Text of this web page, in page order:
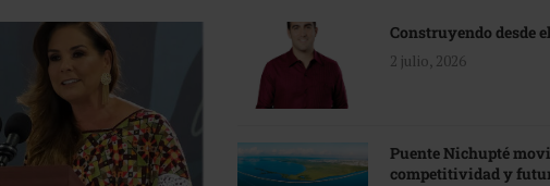
Construyendo desde
2 julio, 2026
Puente Nichupté
competitividad y